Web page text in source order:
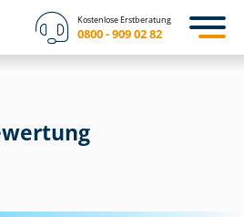
Kostenlose Erstberatung
0800 - 909 02 82